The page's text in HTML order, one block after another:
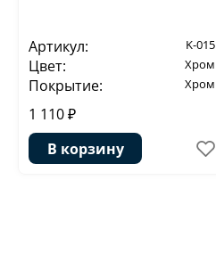
Артикул: K-015
Цвет: Хром
Покрытие: Хром
1 110 ₽
В корзину